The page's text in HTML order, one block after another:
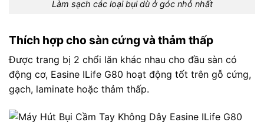
Làm sạch các loại bụi dù ở góc nhỏ nhất
Thích hợp cho sàn cứng và thảm thấp
Được trang bị 2 chổi lăn khác nhau cho đầu sàn có
động cơ, Easine ILife G80 hoạt động tốt trên gỗ cứng,
gạch, laminate hoặc thảm thấp.